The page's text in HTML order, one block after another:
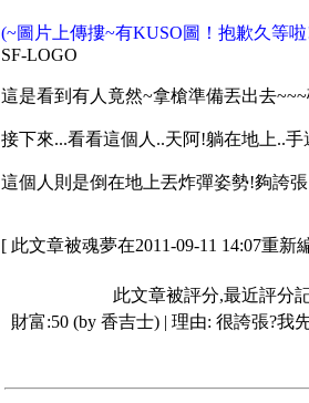
(~圖片上傳摟~有KUSO圖！抱歉久等
SF-LOGO
這是看到有人竟然~拿槍準備丟出去
接下來...看看這個人..天阿!躺在地上..
這個人則是倒在地上丟炸彈姿勢!夠誇
[ 此文章被魂夢在2011-09-11 14:07重新
此文章被評分,最近評分
財富:50 (by 香吉士) | 理由: 很誇張?我